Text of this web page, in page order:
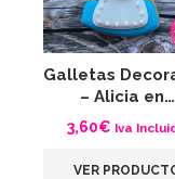
Galletas
– Alicia en…
3,60€ Iva
VER